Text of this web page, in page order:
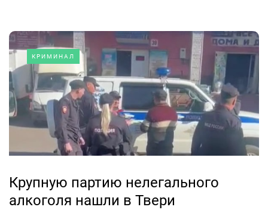
КРИМИНАЛ
Крупную партию нелегального
алкоголя нашли в Твери